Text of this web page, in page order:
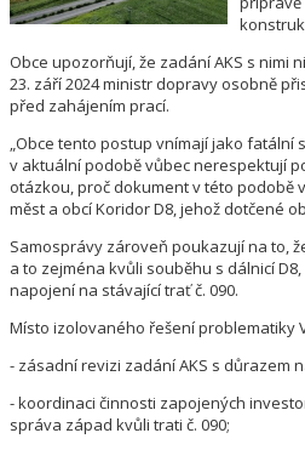
Obce upozorňují, že zadání AKS s nimi
23. září 2024 ministr dopravy osobně
před zahájením prací.
„Obce tento postup vnímají jako fatální
v aktuální podobě vůbec nerespektují
otázkou, proč dokument v této podobě
měst a obcí Koridor D8, jehož dotčené
Samosprávy zároveň poukazují na to,
a to zejména kvůli souběhu s dálnicí
napojení na stávající trať č. 090.
Místo izolovaného řešení problematiky
- zásadní revizi zadání AKS s důrazem
- koordinaci činnosti zapojených
správa západ kvůli trati č. 090;